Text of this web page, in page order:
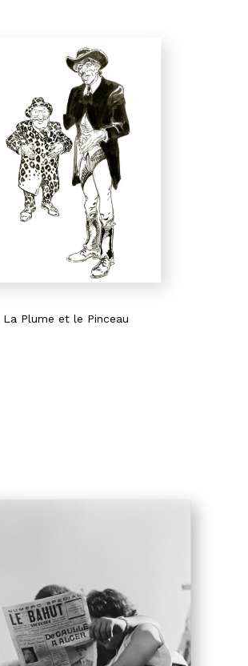
La Plume et le Pinceau